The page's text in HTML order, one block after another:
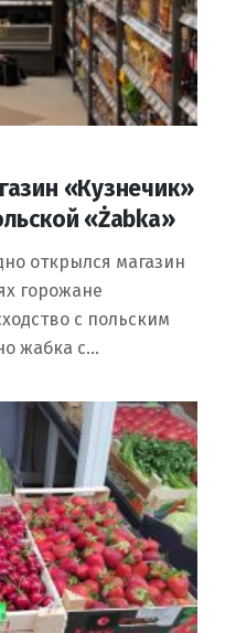
«Кузнечик»
«Żabka»
открылся магазин
горожане
с польским
жабка с…